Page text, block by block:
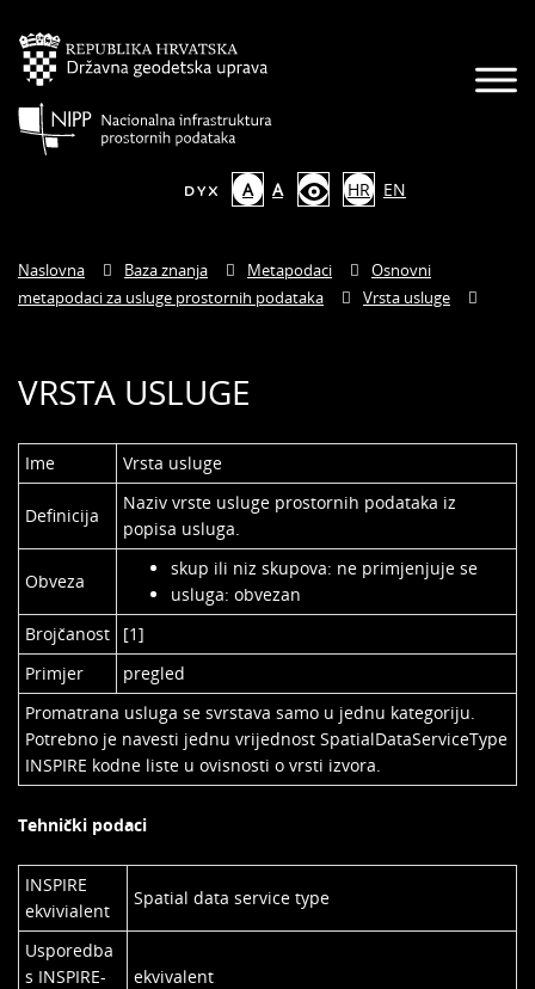
A A HR EN
Naslovna Baza znanja Metapodaci
Osnovni
metapodaci za usluge prostornih podataka
Vrsta usluge
VRSTA USLUGE
Ime Vrsta usluge
Definicija
Naziv vrste usluge prostornih podataka iz
popisa usluga.
Obveza
skup ili niz skupova: ne primjenjuje se
usluga: obvezan
Brojčanost
[1]
Primjer
pregled
Promatrana usluga se svrstava samo u jednu kategoriju.
Potrebno je navesti jednu vrijednost SpatialDataServiceType
INSPIRE kodne liste u ovisnosti o vrsti izvora.
Tehnički podaci
INSPIRE
ekvivialent
Spatial data service type
Usporedba
s INSPIRE-
ekvivalent